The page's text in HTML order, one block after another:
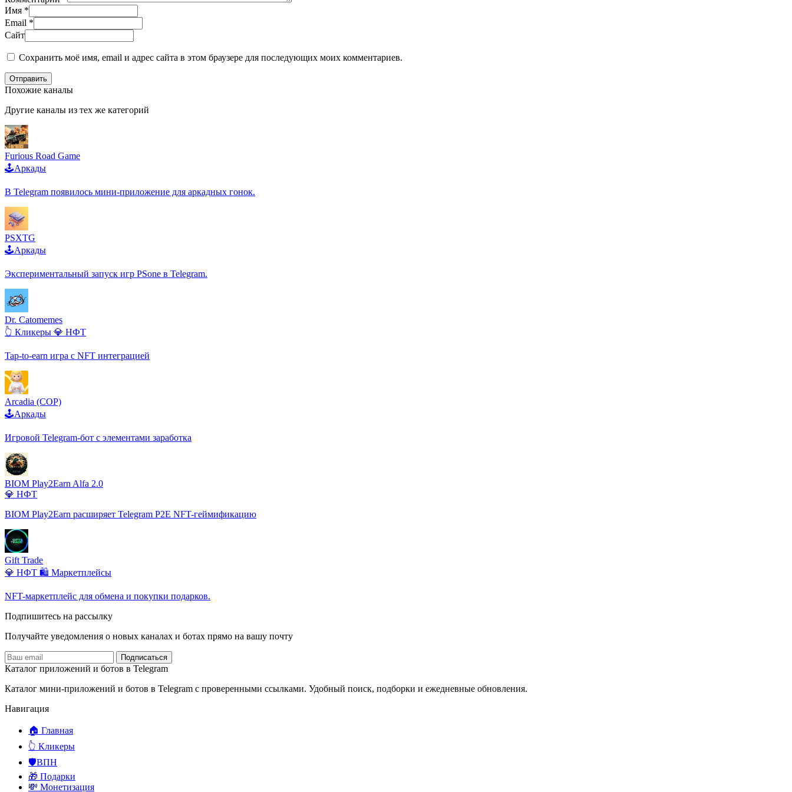
Имя *
Email *
Сайт
Сохранить моё имя, email и адрес сайта в этом браузере для последующих моих комментариев.
Отправить
Похожие каналы
Другие каналы из тех же категорий
Furious Road Game
🕹️Аркады
В Telegram появилось мини-приложение для аркадных гонок.
PSXTG
🕹️Аркады
Экспериментальный запуск игр PSone в Telegram.
Dr. Catomemes
👆 Кликеры 💎 НФТ
Tap-to-earn игра с NFT интеграцией
Arcadia (COP)
🕹️Аркады
Игровой Telegram-бот с элементами заработка
BIOM Play2Earn Alfa 2.0
💎 НФТ
BIOM Play2Earn расширяет Telegram P2E NFT-геймификацию
Gift Trade
💎 НФТ 🛍️ Маркетплейсы
NFT-маркетплейс для обмена и покупки подарков.
Подпишитесь на рассылку
Получайте уведомления о новых каналах и ботаx прямо на вашу почту
Подписаться
Каталог приложений и ботов в Telegram
Каталог мини-приложений и ботов в Telegram с проверенными ссылками. Удобный поиск, подборки и ежедневные обновления.
Навигация
🏠 Главная
👆 Кликеры
🛡️ВПН
🎁 Подарки
💸 Монетизация